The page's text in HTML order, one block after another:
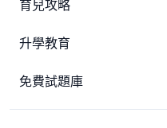
育兒攻略
升學教育
免費試題庫